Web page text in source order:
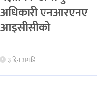
अधिकारी एनआरएनए
आइसीसीको
३ दिन अगाडि